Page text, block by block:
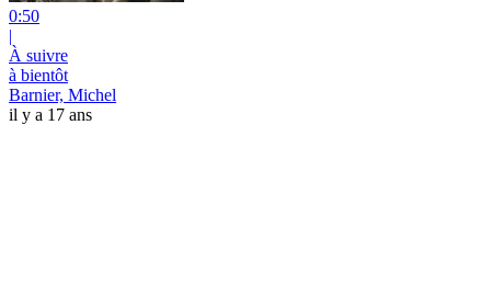
0:50
|
À suivre
à bientôt
Barnier, Michel
il y a 17 ans